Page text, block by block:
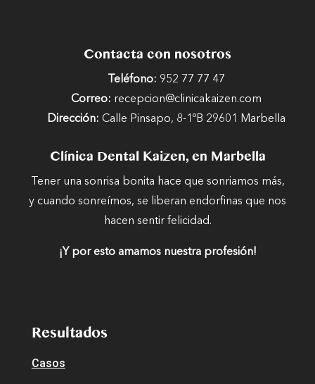
Contacta con nosotros
Teléfono: 952 77 77 47
Correo: recepcion@clinicakaizen.com
Dirección: Calle Pinsapo, 8-1ºB 29601 Marbella
Clínica Dental Kaizen, en Marbella
Tener una sonrisa bonita hace que sonriamos más,
y cuando sonreímos, se liberan endorfinas que nos
hacen sentir felicidad.
¡Y por esto amamos nuestra profesión!
Resultados
Casos